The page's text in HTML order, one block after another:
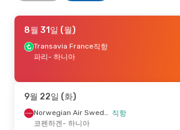
9월 19일 (토)
Lufthansa 2 경유
서울 - 하니아
8월 31일 (월)
Transavia France직항
파리 - 하니아
9월 22일 (화)
Norwegian Air Sweden 직항
코펜하겐 - 하니아